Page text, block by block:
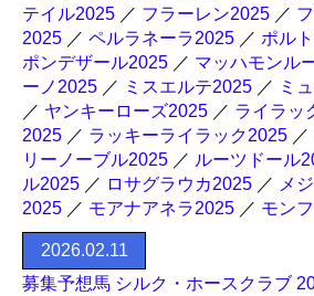
テイル2025 ／ フラーレン2025 ／
2025 ／ ペルラネーラ2025 ／ ポル
ポンデザール2025 ／ マッハモンル
ーノ2025 ／ ミスエルテ2025 ／ ミ
／ ヤンキーローズ2025 ／ ライラッ
2025 ／ ラッキーライラック2025 ／
リーノーブル2025 ／ ルーツドール
ル2025 ／ ロサグラウカ2025 ／ メ
2025 ／ モアナアネラ2025 ／ モン
2026.02.11
募集予想馬 シルク・ホースクラブ